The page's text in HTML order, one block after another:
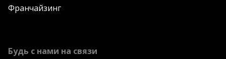
Франчайзинг
Будь с нами на связи